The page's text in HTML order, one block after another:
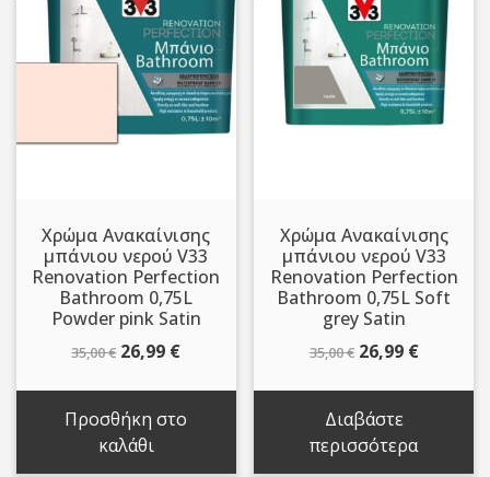
Χρώμα Ανακαίνισης
μπάνιου νερού V33
Renovation Perfection
Bathroom 0,75L
Powder pink Satin
35,00€ Original
35,00 €.
26,99 €Η
είναι:
Προσθήκη στο
καλάθι
Χρώμα Ανακαίνισης
μπάνιου νερού V33
Renovation Perfection
Bathroom 0,75L Soft
grey Satin
35,00€ Original
35,00 €.
26,99 €Η
26,99 €.
Διαβάστε
περισσότερα